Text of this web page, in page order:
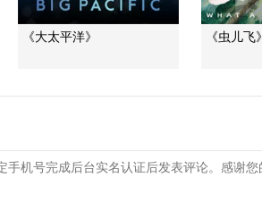
《大太平洋》 《虫儿飞》